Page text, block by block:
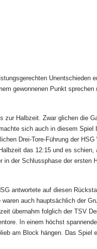
Unentschieden
gewonnenen Punkt
Halbzeit. Zwar glichen die
sich auch in diesem Spiel
Drei-Tore-Führung der
das 12:15 und es
der Schlussphase der ersten
antwortete auf diesen
auch hauptsächlich der
übernahm folglich der TSV
In einem höchst
am Block hängen. Das Spiel